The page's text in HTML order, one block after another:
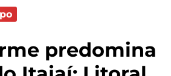
predomina